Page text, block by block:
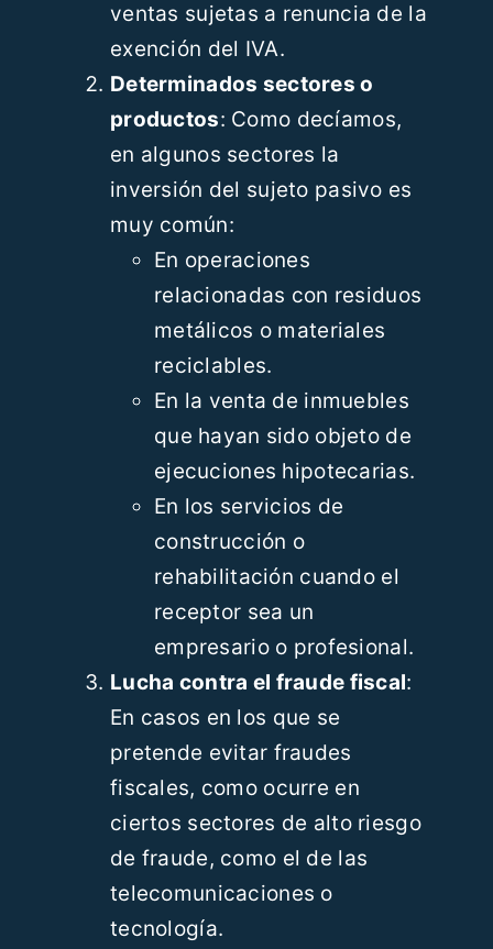
ventas sujetas a renuncia de la
exención del IVA.
Determinados sectores o
productos: Como decíamos,
en algunos sectores la
inversión del sujeto pasivo es
muy común:
En operaciones
relacionadas con residuos
metálicos o materiales
reciclables.
En la venta de inmuebles
que hayan sido objeto de
ejecuciones hipotecarias.
En los servicios de
construcción o
rehabilitación cuando el
receptor sea un
empresario o profesional.
Lucha contra el fraude fiscal:
En casos en los que se
pretende evitar fraudes
fiscales, como ocurre en
ciertos sectores de alto riesgo
de fraude, como el de las
telecomunicaciones o
tecnología.